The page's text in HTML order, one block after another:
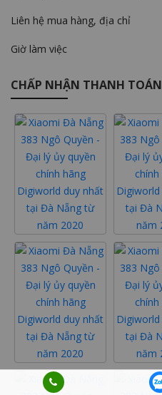
Liên hệ mua hàng, địa chỉ
Giờ làm việc
CHẤP NHẬN THANH TOÁN